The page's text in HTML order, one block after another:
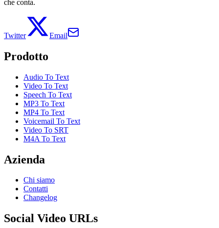
che conta.
Twitter Email
Prodotto
Audio To Text
Video To Text
Speech To Text
MP3 To Text
MP4 To Text
Voicemail To Text
Video To SRT
M4A To Text
Azienda
Chi siamo
Contatti
Changelog
Social Video URLs